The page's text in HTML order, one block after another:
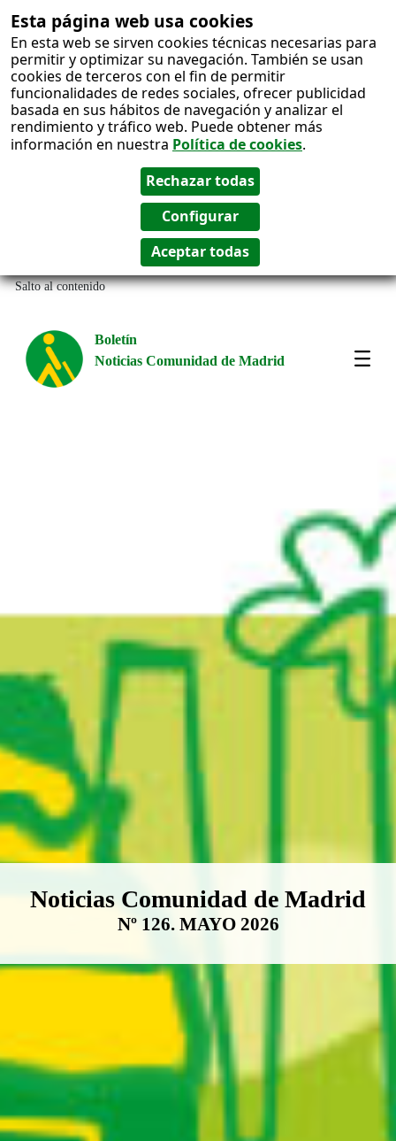
Esta página web usa cookies
En esta web se sirven cookies técnicas necesarias para
permitir y optimizar su navegación. También se usan
cookies de terceros con el fin de permitir
funcionalidades de redes sociales, ofrecer publicidad
basada en sus hábitos de navegación y analizar el
rendimiento y tráfico web. Puede obtener más
información en nuestra Política de cookies.
Salto al contenido
Boletín
Noticias Comunidad de Madrid
Boletín Noticias Comunidad de
Noticias Comunidad de Madrid
Nº 126. MAYO 2026